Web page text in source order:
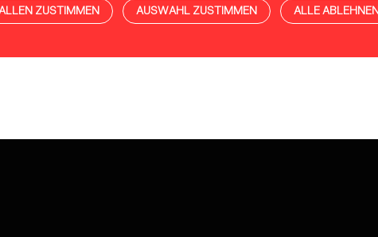
ALLEN ZUSTIMMEN AUSWAHL ZUSTIMMEN ALLE ABLEHNEN